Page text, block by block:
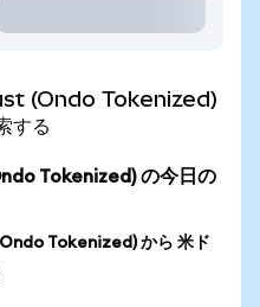
(Ondo Tokenized)
する
Tokenized) の今日の
Tokenized) から 米ド